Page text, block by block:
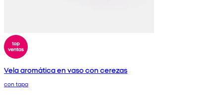
Vela aromática en vaso con cerezas
con tapa